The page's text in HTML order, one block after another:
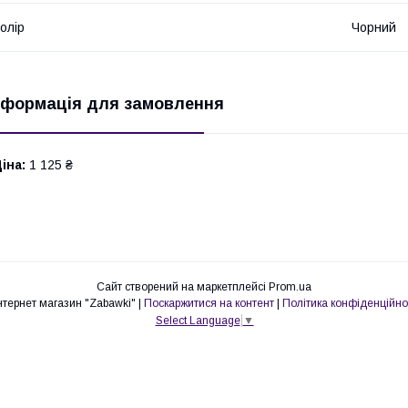
Чорний
для замовлення
1 125 ₴
Сайт створений на маркетплейсі Prom.ua
Поскаржитися на контент
Політика
Select Language ▼